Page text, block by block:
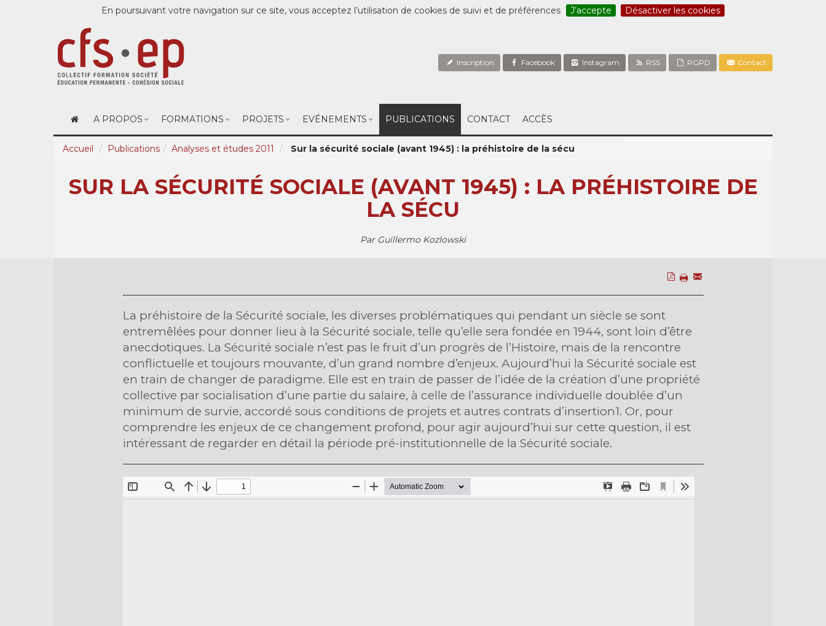
En poursuivant votre navigation sur ce site, vous acceptez l’utilisation de cookies de suivi et de préférences J’accepte Désactiver les cookies
Inscription Facebook Instagram RSS RGPD Contact
A PROPOS FORMATIONS PROJETS EVÉNEMENTS PUBLICATIONS CONTACT ACCÈS
Accueil Publications Analyses et études 2011 Sur la sécurité sociale (avant 1945) : la préhistoire de la sécu
SUR LA SÉCURITÉ SOCIALE (AVANT 1945) : LA PRÉHISTOIRE DE
LA SÉCU
Par Guillermo Kozlowski
La préhistoire de la Sécurité sociale, les diverses problématiques qui pendant un siècle se sont
entremêlées pour donner lieu à la Sécurité sociale, telle qu’elle sera fondée en 1944, sont loin d’être
anecdotiques. La Sécurité sociale n’est pas le fruit d’un progrès de l’Histoire, mais de la rencontre
conflictuelle et toujours mouvante, d’un grand nombre d’enjeux. Aujourd’hui la Sécurité sociale est
en train de changer de paradigme. Elle est en train de passer de l’idée de la création d’une propriété
collective par socialisation d’une partie du salaire, à celle de l’assurance individuelle doublée d’un
minimum de survie, accordé sous conditions de projets et autres contrats d’insertion1. Or, pour
comprendre les enjeux de ce changement profond, pour agir aujourd’hui sur cette question, il est
intéressant de regarder en détail la période pré-institutionnelle de la Sécurité sociale.